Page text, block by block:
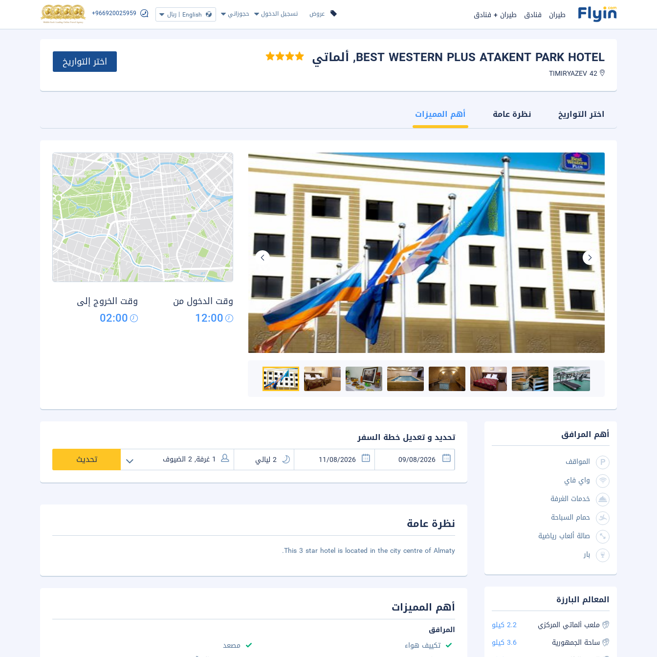
عروض تسجيل الدخول حجوزاتي English
| ريال +966920025959 طيران فنادق طيران + فنادق
BEST WESTERN PLUS ATAKENT PARK HOTEL, ألماتي اختر التواريخ
اختر التواريخ نظرة عامة أهم المميزات
وقت الدخول من
12:00
وقت الخروج إلى
02:00
تحديد و تعديل خطة السفر
تحديث
نظرة عامة
This 3 star hotel is located in the city centre of Almaty.
أهم المميزات
المرافق
تكييف هواء
مصعد
أهم المرافق
المواقف
واي فاي
خدمات الغرفة
حمام السباحة
صالة ألعاب رياضية
بار
المعالم البارزة
ملعب ألماتي المركزي
2.2 كيلو
ساحة الجمهورية
3.6 كيلو